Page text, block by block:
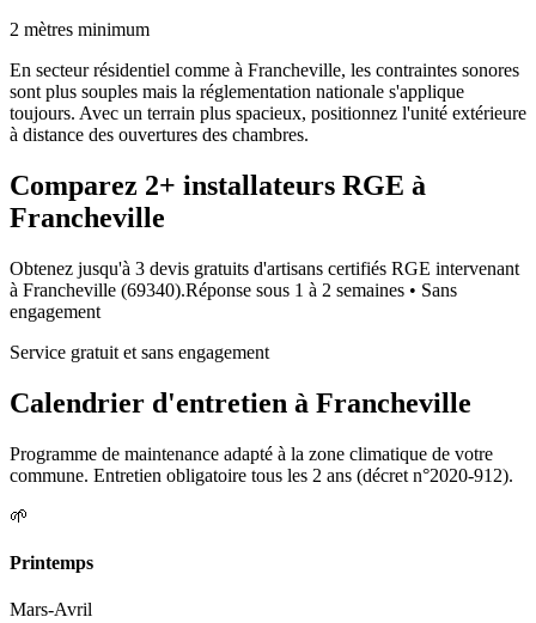
2 mètres minimum
En secteur résidentiel comme à Francheville, les contraintes sonores
sont plus souples mais la réglementation nationale s'applique
toujours. Avec un terrain plus spacieux, positionnez l'unité extérieure
à distance des ouvertures des chambres.
Comparez 2+ installateurs RGE à
Francheville
Obtenez jusqu'à 3 devis gratuits d'artisans certifiés RGE intervenant
à Francheville (69340).Réponse sous 1 à 2 semaines • Sans
engagement
Service gratuit et sans engagement
Calendrier d'entretien à Francheville
Programme de maintenance adapté à la zone climatique de votre
commune. Entretien obligatoire tous les 2 ans (décret n°2020-912).
🌱
Printemps
Mars-Avril